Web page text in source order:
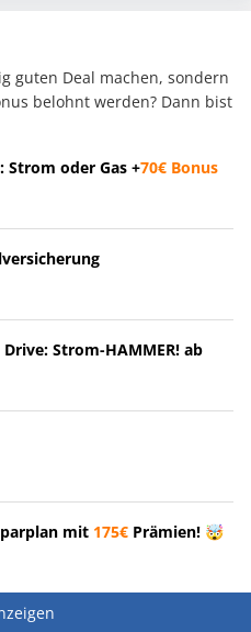
guten Deal machen, sondern
belohnt werden? Dann bist
: Strom oder Gas +70€ Bonus
Strom-HAMMER! ab
mit 175€ Prämien! 🤯